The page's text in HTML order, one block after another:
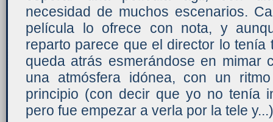
necesidad de muchos escenarios.
película lo ofrece con nota, y
reparto parece que el director lo tenía
queda atrás esmerándose en mimar
una atmósfera idónea, con un
principio (con decir que yo no tenía
pero fue empezar a verla por la tele